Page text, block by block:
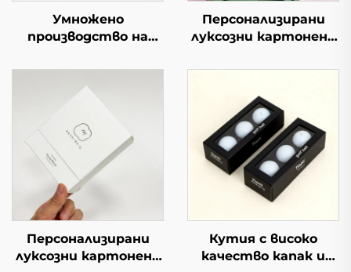
Умножено
производство на
кутии с небесно-
земен капак,
картон с горна и
долна част, кутия за
подаръци с капак и
основа
Персонализирани
луксозни картонени
индивидуален дизайн
подаръчни
картонени кутии за
кафе
Персонализирани
луксозни картонени
Кутия с високо
качество капак и